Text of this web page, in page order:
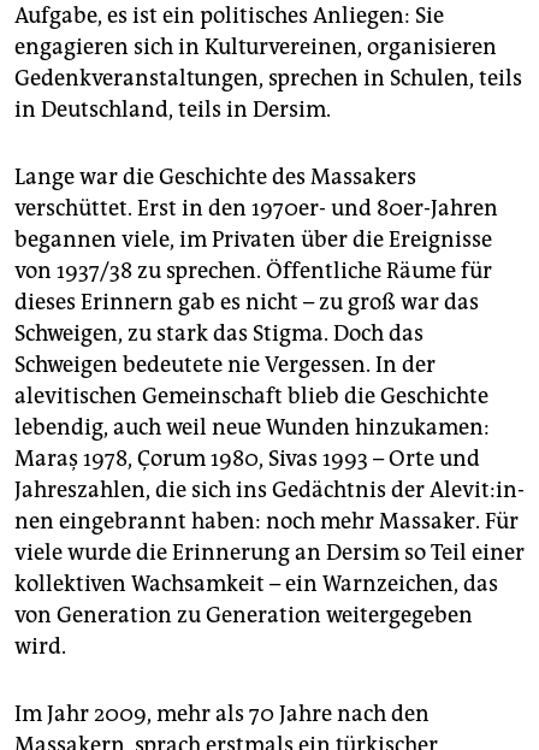
Aufgabe, es ist ein politisches Anliegen: Sie
engagieren sich in Kulturvereinen, organisieren
Gedenkveranstaltungen, sprechen in Schulen, teils
in Deutschland, teils in Dersim.
Lange war die Geschichte des Massakers
verschüttet. Erst in den 1970er- und 80er-Jahren
begannen viele, im Privaten über die Ereignisse
von 1937/38 zu sprechen. Öffentliche Räume für
dieses Erinnern gab es nicht – zu groß war das
Schweigen, zu stark das Stigma. Doch das
Schweigen bedeutete nie Vergessen. In der
alevitischen Gemeinschaft blieb die Geschichte
lebendig, auch weil neue Wunden hinzukamen:
Maraş 1978, Çorum 1980, Sivas 1993 – Orte und
Jahreszahlen, die sich ins Gedächtnis der Ale­vi­t:in­
nen eingebrannt haben: noch mehr Massaker. Für
viele wurde die Erinnerung an Dersim so Teil einer
kollektiven Wachsamkeit – ein Warnzeichen, das
von Generation zu Generation weitergegeben
wird.
Im Jahr 2009, mehr als 70 Jahre nach den